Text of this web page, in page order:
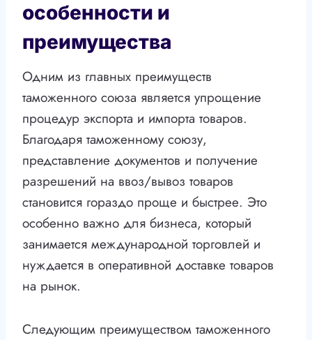
особенности и
преимущества
Одним из главных преимуществ
таможенного союза является упрощение
процедур экспорта и импорта товаров.
Благодаря таможенному союзу,
представление документов и получение
разрешений на ввоз/вывоз товаров
становится гораздо проще и быстрее. Это
особенно важно для бизнеса, который
занимается международной торговлей и
нуждается в оперативной доставке товаров
на рынок.
Следующим преимуществом таможенного